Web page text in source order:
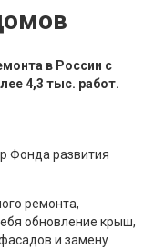
в России с
4,3 тыс. работ.
Фонда развития
ремонта,
обновление крыш,
и замену